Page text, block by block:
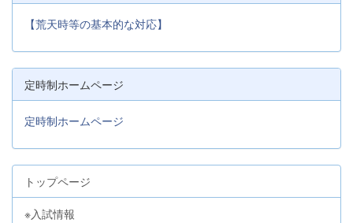
【荒天時等の基本的な対応】
定時制ホームページ
定時制ホームページ
トップページ
※入試情報